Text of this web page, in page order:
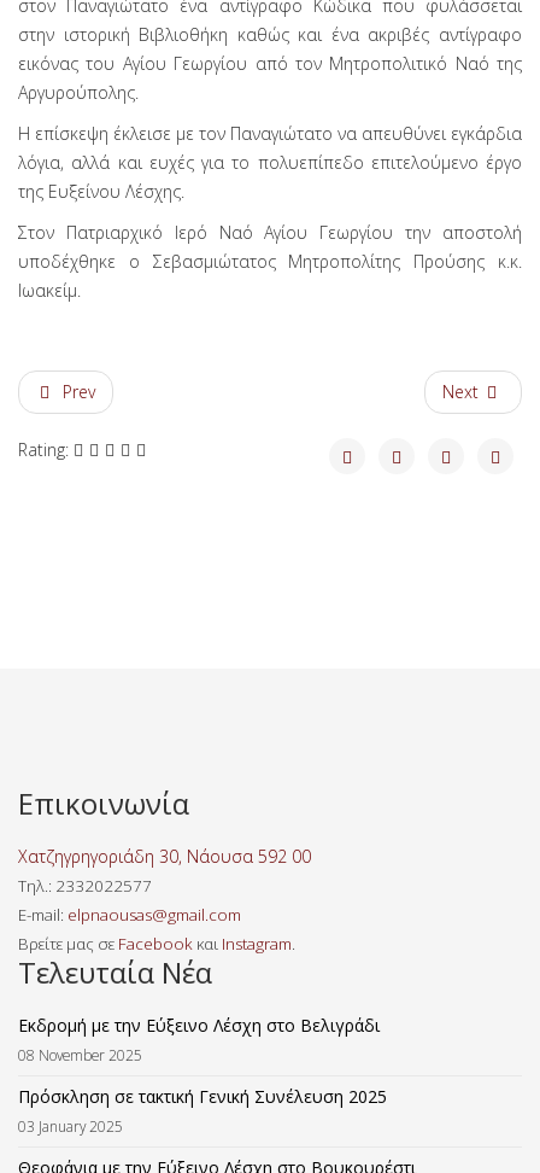
στον Παναγιώτατο ένα αντίγραφο Κώδικα που φυλάσσεται
στην ιστορική Βιβλιοθήκη καθώς και ένα ακριβές αντίγραφο
εικόνας του Αγίου Γεωργίου από τον Μητροπολιτικό Ναό της
Αργυρούπολης.
Η επίσκεψη έκλεισε με τον Παναγιώτατο να απευθύνει εγκάρδια
λόγια, αλλά και ευχές για το πολυεπίπεδο επιτελούμενο έργο
της Ευξείνου Λέσχης.
Στον Πατριαρχικό Ιερό Ναό Αγίου Γεωργίου την αποστολή
υποδέχθηκε ο Σεβασμιώτατος Μητροπολίτης Προύσης κ.κ.
Ιωακείμ.
Prev Next
Rating:
Επικοινωνία
Χατζηγρηγοριάδη 30, Νάουσα 592 00
Τηλ.: 2332022577
E-mail: elpnaousas@gmail.com
Βρείτε μας σε Facebook και Instagram.
Τελευταία Νέα
Εκδρομή με την Εύξεινο Λέσχη στο Βελιγράδι
08 November 2025
Πρόσκληση σε τακτική Γενική Συνέλευση 2025
03 January 2025
Θεοφάνια με την Εύξεινο Λέσχη στο Βουκουρέστι